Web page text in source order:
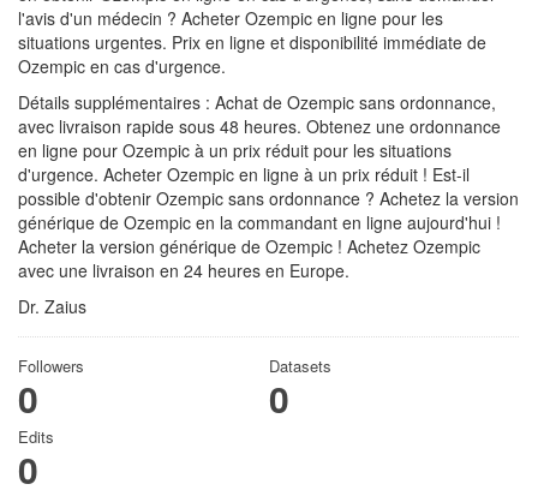
l'avis d'un médecin ? Acheter Ozempic en ligne pour les
situations urgentes. Prix en ligne et disponibilité immédiate de
Ozempic en cas d'urgence.
Détails supplémentaires : Achat de Ozempic sans ordonnance,
avec livraison rapide sous 48 heures. Obtenez une ordonnance
en ligne pour Ozempic à un prix réduit pour les situations
d'urgence. Acheter Ozempic en ligne à un prix réduit ! Est-il
possible d'obtenir Ozempic sans ordonnance ? Achetez la version
générique de Ozempic en la commandant en ligne aujourd'hui !
Acheter la version générique de Ozempic ! Achetez Ozempic
avec une livraison en 24 heures en Europe.
Dr. Zaius
Followers
0
Datasets
0
Edits
0